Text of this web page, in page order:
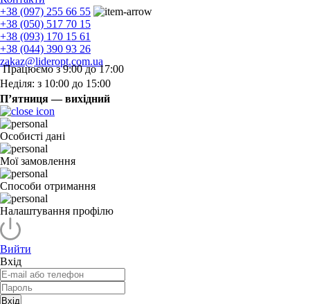
+38 (097) 255 66 55
+38 (050) 517 70 15
+38 (093) 170 15 61
+38 (044) 390 93 26
zakaz@lideropt.com.ua
Працюємо з 9:00 до 17:00
Неділя: з 10:00 до 15:00
П’ятниця — вихідний
Особисті дані
Мої замовлення
Способи отримання
Налаштування профілю
Вийти
Вхід
Вхід